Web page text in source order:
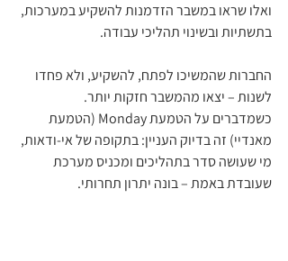
ואלו שראו במשבר הזדמנות להשקיע במערכות,
בתשתיות ובשינוי תהליכי עבודה.
החברות שהמשיכו לפתח, להשקיע, ולא פחדו
לשנות – יצאו מהמשבר חזקות יותר.
כשמדברים על הטמעת Monday (הטמעת
מאנדיי) זה בדיוק העניין: בתקופה של אי‑ודאות,
מי שעושה סדר בתהליכים ומכניס מערכת
שעובדת באמת – בונה יתרון תחרותי.